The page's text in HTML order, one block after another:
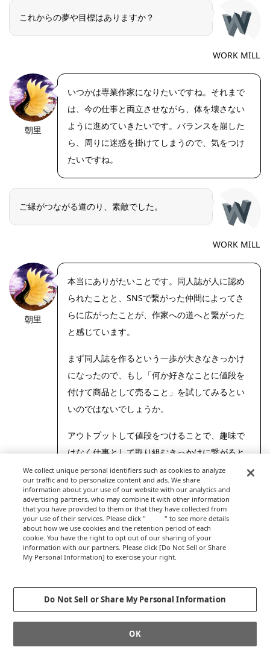
これからの夢や目標はありますか？
WORK MILL
朝里
いつかは専業作家になりたいですね。それまで
は、今の仕事と両立させながら、体を壊さない
ように進めていきたいです。バランスを崩した
ら、周りに迷惑を掛けてしまうので、気をつけ
たいですね。
ご縁がつながる道のり、素敵でした。
WORK MILL
朝里
本当にありがたいことです。同人誌が人に認め
られたことと、SNSで繋がった仲間によってさ
らに広がったことが、作家への道へと繋がった
と感じています。
まず同人誌を作るという一歩が大きなきっかけ
になったので、もし「何か好きなことに値段を
付けて商品として売ること」を試してみるとい
いのではないでしょうか。
アウトプットして値段をつけることで、趣味で
はなく仕事として取り組むきっかけに繋がると
思いますよ。
We collect unique personal identifiers such as cookies to analyze
our traffic and to personalize content and ads. We share
information about your use of our website with our analytics and
advertising partners, who may combine it with other information
that you have provided to them or that they have collected from
your use of their services. Please click "
here" to see more details
about how we use cookies and the retention period of each
cookie. You have the right to opt out of our sharing of your
information with our partners. Please click [Do Not Sell or Share
My Personal Information] to exercise your right.
Do Not Sell or Share My Personal Information
OK